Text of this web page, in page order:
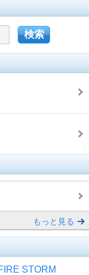
もっと見る
STORM